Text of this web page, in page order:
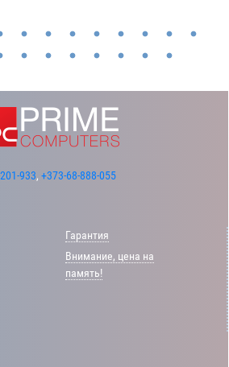
933, +373-68-888-055
Гарантия
Внимание, цена на
память!